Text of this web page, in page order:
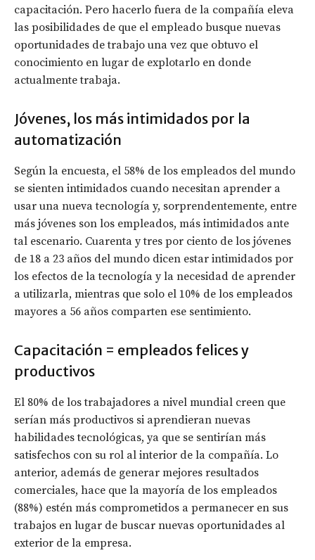
capacitación. Pero hacerlo fuera de la compañía eleva
las posibilidades de que el empleado busque nuevas
oportunidades de trabajo una vez que obtuvo el
conocimiento en lugar de explotarlo en donde
actualmente trabaja.
Jóvenes, los más intimidados por la
automatización
Según la encuesta, el 58% de los empleados del mundo
se sienten intimidados cuando necesitan aprender a
usar una nueva tecnología y, sorprendentemente, entre
más jóvenes son los empleados, más intimidados ante
tal escenario. Cuarenta y tres por ciento de los jóvenes
de 18 a 23 años del mundo dicen estar intimidados por
los efectos de la tecnología y la necesidad de aprender
a utilizarla, mientras que solo el 10% de los empleados
mayores a 56 años comparten ese sentimiento.
Capacitación = empleados felices y
productivos
El 80% de los trabajadores a nivel mundial creen que
serían más productivos si aprendieran nuevas
habilidades tecnológicas, ya que se sentirían más
satisfechos con su rol al interior de la compañía. Lo
anterior, además de generar mejores resultados
comerciales, hace que la mayoría de los empleados
(88%) estén más comprometidos a permanecer en sus
trabajos en lugar de buscar nuevas oportunidades al
exterior de la empresa.